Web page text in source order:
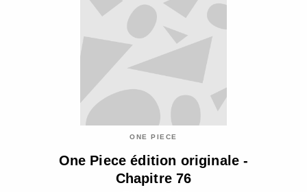
ONE PIECE
One Piece édition originale -
Chapitre 76